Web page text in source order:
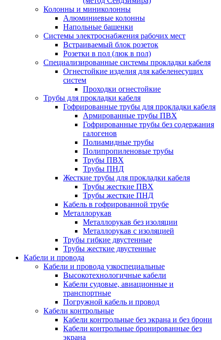
Колонны и миниколонны
Алюминиевые колонны
Напольные башенки
Системы электроснабжения рабочих мест
Встраиваемый блок розеток
Розетки в пол (люк в пол)
Специализированные системы прокладки кабеля
Огнестойкие изделия для кабеленесущих
систем
Проходки огнестойкие
Трубы для прокладки кабеля
Гофрированные трубы для прокладки кабеля
Армированные трубы ПВХ
Гофрированные трубы без содержания
галогенов
Полиамидные трубы
Полипропиленовые трубы
Трубы ПВХ
Трубы ПНД
Жесткие трубы для прокладки кабеля
Трубы жесткие ПВХ
Трубы жесткие ПНД
Кабель в гофрированной трубе
Металлорукав
Металлорукав без изоляции
Металлорукав с изоляцией
Трубы гибкие двустенные
Трубы жесткие двустенные
Кабели и провода
Кабели и провода узкоспециальные
Высокотехнологичные кабели
Кабели судовые, авиационные и
транспортные
Погружной кабель и провод
Кабели контрольные
Кабели контрольные без экрана и без брони
Кабели контрольные бронированные без
экрана